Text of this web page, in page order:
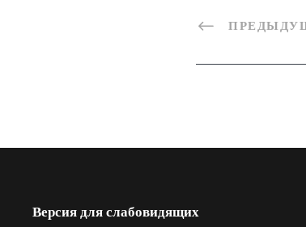
Версия для слабовидящих